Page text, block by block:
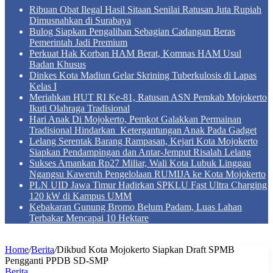
Ribuan Obat Ilegal Hasil Sitaan Senilai Ratusan Juta Rupiah
Dimusnahkan di Surabaya
Bulog Siapkan Pengalihan Sebagian Cadangan Beras
Pemerintah Jadi Premium
Perkuat Hak Korban HAM Berat, Komnas HAM Usul
Badan Khusus
Dinkes Kota Madiun Gelar Skrining Tuberkulosis di Lapas
Kelas I
Meriahkan HUT RI Ke-81, Ratusan ASN Pemkab Mojokerto
Ikuti Olahraga Tradisional
Hari Anak Di Mojokerto, Pemkot Galakkan Permainan
Tradisional Hindarkan Ketergantungan Anak Pada Gadget
Lelang Serentak Barang Rampasan, Kejari Kota Mojokerto
Siapkan Pendampingan dan Antar-Jemput Risalah Lelang
Sukses Amankan Rp27 Miliar, Wali Kota Lubuk Linggau
Ngangsu Kaweruh Pengelolaan RUMIJA ke Kota Mojokerto
PLN UID Jawa Timur Hadirkan SPKLU Fast Ultra Charging
120 kW di Kampus UMM
Kebakaran Gunung Bromo Belum Padam, Luas Lahan
Terbakar Mencapai 10 Hektare
Home/Berita/Dikbud Kota Mojokerto Siapkan Draft SPMB
Pengganti PPDB SD-SMP